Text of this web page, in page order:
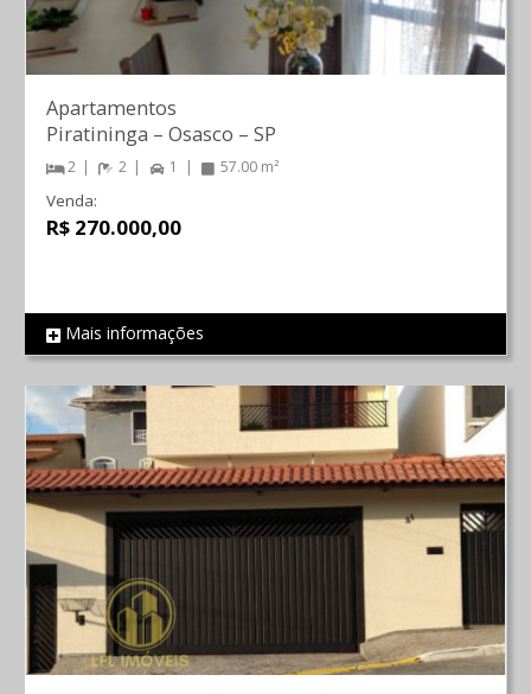
REF 43
Apartamentos
Piratininga – Osasco – SP
2 2 1 57.00 m²
Venda:
R$ 270.000,00
Mais informações